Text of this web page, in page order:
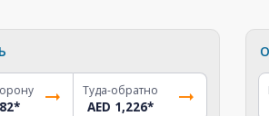
*
Туда-обратно
AED 1,226*